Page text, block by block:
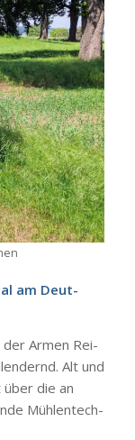
am Deut­
der Armen Rei­
Alt und
die an
Müh­len­tech­